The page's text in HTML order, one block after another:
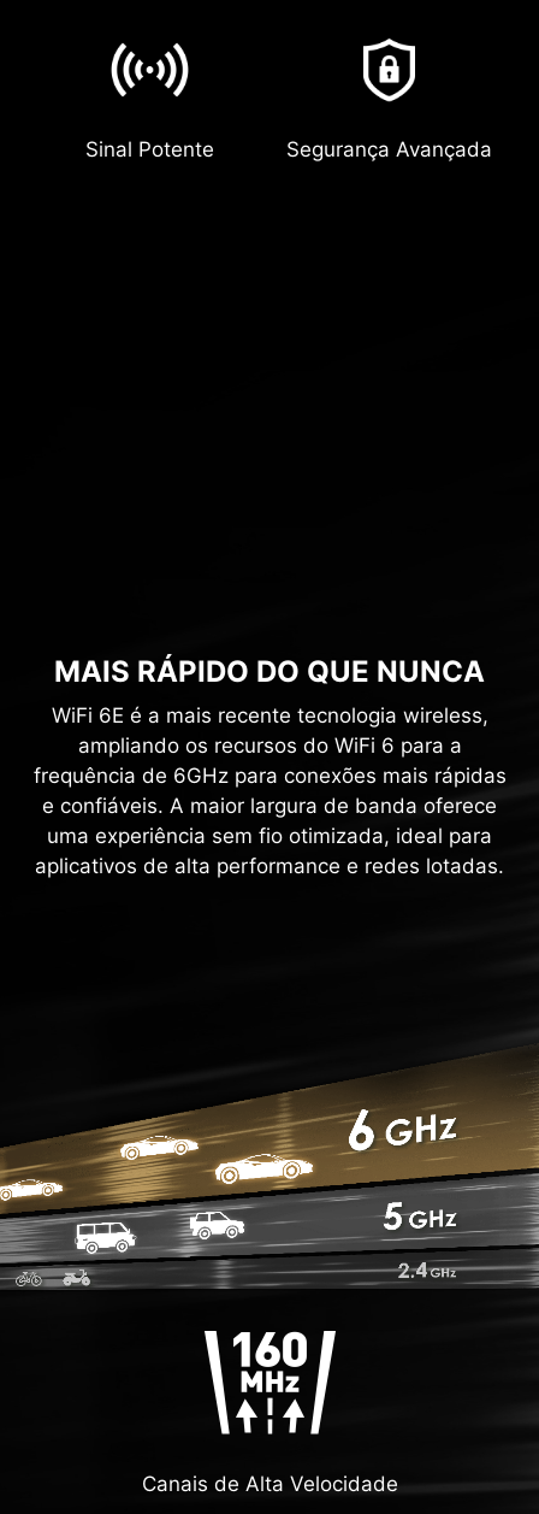
Sinal Potente Segurança Avançada
MAIS RÁPIDO DO QUE NUNCA
WiFi 6E é a mais recente tecnologia wireless,
ampliando os recursos do WiFi 6 para a
frequência de 6GHz para conexões mais rápidas
e confiáveis. A maior largura de banda oferece
uma experiência sem fio otimizada, ideal para
aplicativos de alta performance e redes lotadas.
Canais de Alta Velocidade